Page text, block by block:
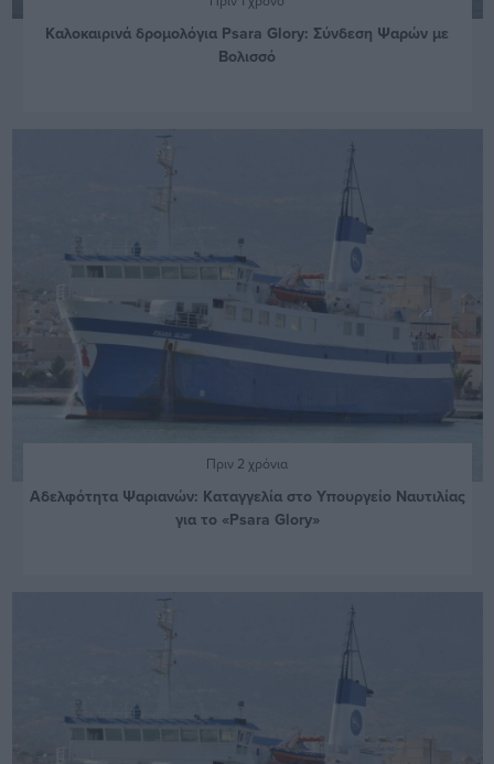
Καλοκαιρινά δρομολόγια Psara Glory: Σύνδεση Ψαρών με
Βολισσό
Πριν 2 χρόνια
Αδελφότητα Ψαριανών: Καταγγελία στο Υπουργείο Ναυτιλίας
για το «Psara Glory»